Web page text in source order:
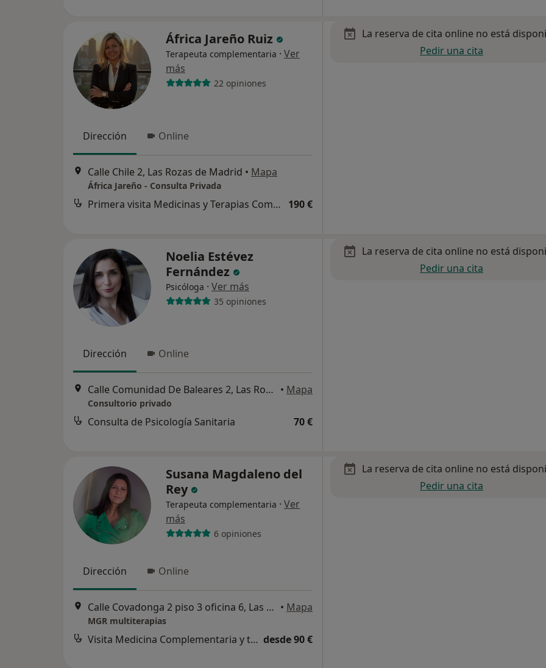
África Jareño Ruiz
Terapeuta complementaria · Ver
más
22 opiniones
Dirección Online
Calle Chile 2, Las Rozas de Madrid • Mapa
África Jareño - Consulta Privada
Primera visita Medicinas y Terapias Complementarias 190 €
La reserva de cita online no está
Pedir una cita
Noelia Estévez
Fernández
Psicóloga · Ver más
35 opiniones
Dirección Online
Calle Comunidad De Baleares 2, Las Rozas de Madrid • Mapa
Consultorio privado
Consulta de Psicología Sanitaria 70 €
La reserva de cita online no está
Pedir una cita
Susana Magdaleno del
Rey
Terapeuta complementaria · Ver
más
6 opiniones
Dirección Online
Calle Covadonga 2 piso 3 oficina 6, Las Rozas de Madrid • Mapa
MGR multiterapias
Visita Medicina Complementaria y terapias alternativas desde 90 €
La reserva de cita online no está
Pedir una cita